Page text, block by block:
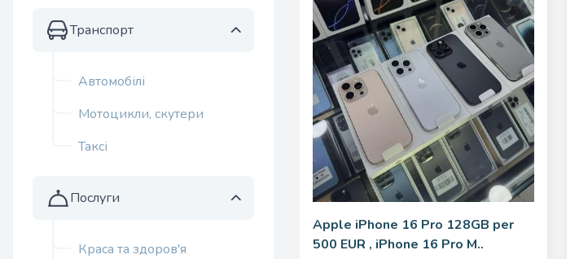
Транспорт
Автомобілі
Мотоцикли, скутери
Таксі
Послуги
Краса та здоров'я
Apple iPhone 16 Pro 128GB per
500 EUR , iPhone 16 Pro M..